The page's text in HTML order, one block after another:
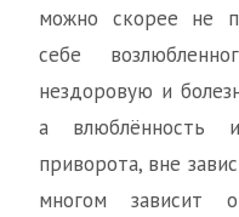
можно скорее не
себе
нездоровую и
а влюблённость
приворота, вне
многом зависит